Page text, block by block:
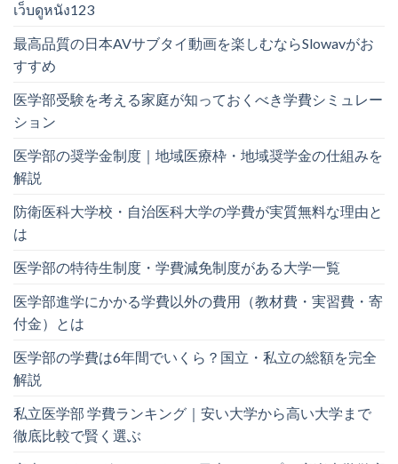
เว็บดูหนัง123
最高品質の日本AVサブタイ動画を楽しむならSlowavがお
すすめ
医学部受験を考える家庭が知っておくべき学費シミュレー
ション
医学部の奨学金制度｜地域医療枠・地域奨学金の仕組みを
解説
防衛医科大学校・自治医科大学の学費が実質無料な理由と
は
医学部の特待生制度・学費減免制度がある大学一覧
医学部進学にかかる学費以外の費用（教材費・実習費・寄
付金）とは
医学部の学費は6年間でいくら？国立・私立の総額を完全
解説
私立医学部 学費ランキング｜安い大学から高い大学まで
徹底比較で賢く選ぶ